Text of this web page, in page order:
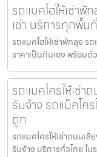
รถแบคโฮให้เช่าพั
เช่า บริการทุกพื้น
รถแบคโฮให้เช่าพัทลุง ร
ราคาเป็นกันเอง พร้อม
รถแมคโครให้เช่า
รับจ้าง รถแม็คโค
ถูก
รถแมคโครให้เช่าถนนเลี่
รับจ้าง บริการทั่วไทย ใ